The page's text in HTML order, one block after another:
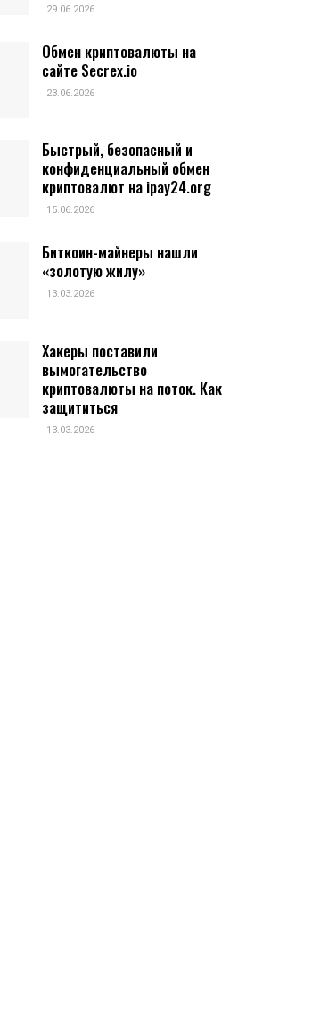
29.06.2026
Обмен криптовалюты на
сайте Secrex.io
23.06.2026
Быстрый, безопасный и
конфиденциальный обмен
криптовалют на ipay24.org
15.06.2026
Биткоин-майнеры нашли
«золотую жилу»
13.03.2026
Хакеры поставили
вымогательство
криптовалюты на поток. Как
защититься
13.03.2026